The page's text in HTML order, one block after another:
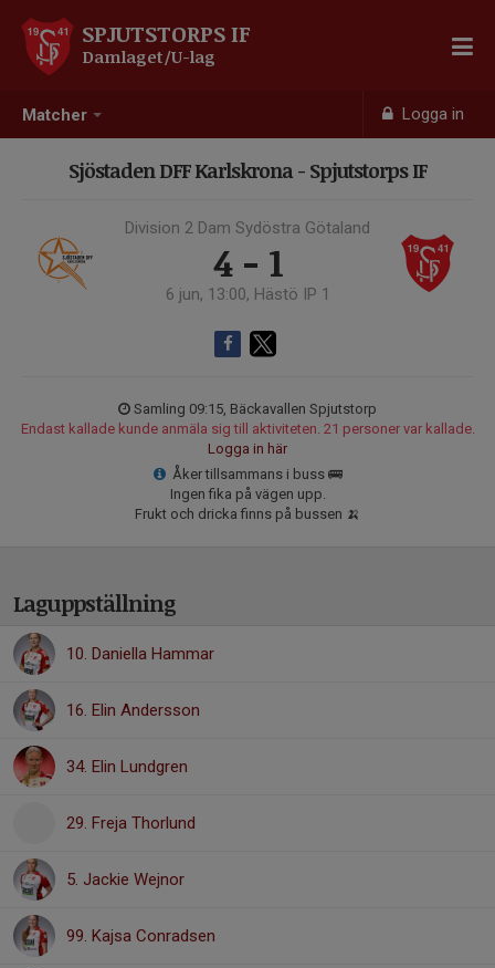
Matcher Logga in
SPJUTSTORPS IF
Damlaget/U-lag
Sjöstaden DFF Karlskrona - Spjutstorps IF
Division 2 Dam Sydöstra Götaland
4 - 1
6 jun, 13:00, Hästö IP 1
Samling 09:15, Bäckavallen Spjutstorp
Endast kallade kunde anmäla sig till aktiviteten. 21 personer var kallade.
Logga in här
Åker tillsammans i buss 🚌
Ingen fika på vägen upp.
Frukt och dricka finns på bussen 🍌
Laguppställning
10. Daniella Hammar
16. Elin Andersson
34. Elin Lundgren
29. Freja Thorlund
5. Jackie Wejnor
99. Kajsa Conradsen